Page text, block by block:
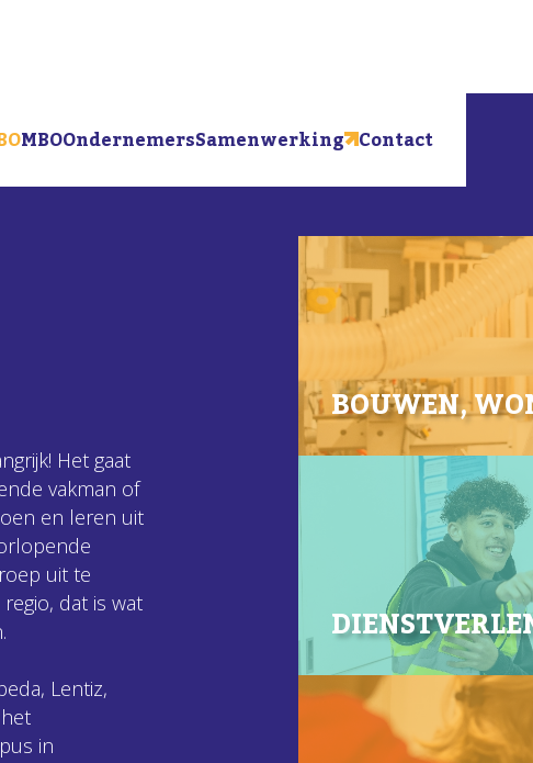
MBOOndernemersSamenwerking Contact
Het gaat
vakman of
en leren uit
uit te
dat is wat
Lentiz,
in
BOUWEN,